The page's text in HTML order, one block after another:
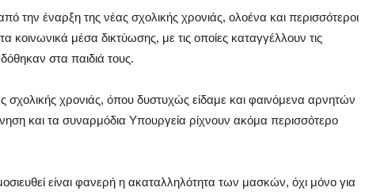
την έναρξη της νέας σχολικής χρονιάς, ολοένα και περισσότεροι
κοινωνικά μέσα δικτύωσης, με τις οποίες καταγγέλλουν τις
στα παιδιά τους.
σχολικής χρονιάς, όπου δυστυχώς είδαμε και φαινόμενα αρνητών
και τα συναρμόδια Υπουργεία ρίχνουν ακόμα περισσότερο
είναι φανερή η ακαταλληλότητα των μασκών, όχι μόνο για